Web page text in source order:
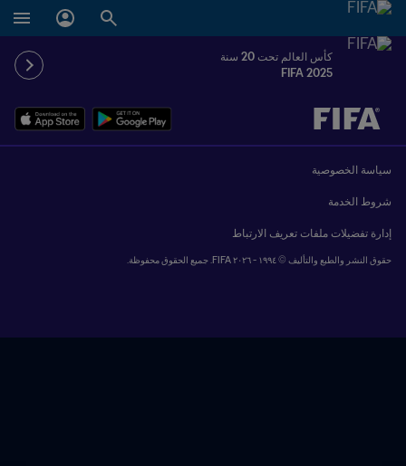
كأس العالم تحت 20 سنة
FIFA 2025
يُحدَّد لاحقاً ضد يُحدَّد لاحقاً
سياسة الخصوصية
شروط الخدمة
إدارة تفضيلات ملفات تعريف الارتباط
حقوق النشر والطبع والتأليف © ١٩٩٤ - ٢٠٢٦ FIFA. جميع الحقوق محفوظة.